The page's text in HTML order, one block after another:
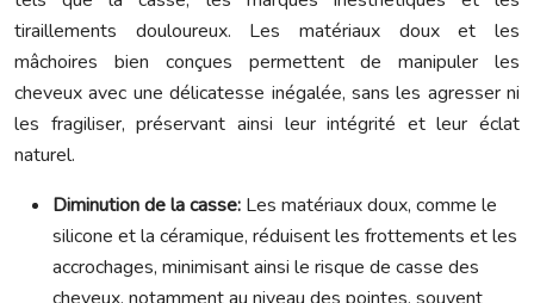
tiraillements douloureux. Les matériaux doux et les
mâchoires bien conçues permettent de manipuler les
cheveux avec une délicatesse inégalée, sans les agresser ni
les fragiliser, préservant ainsi leur intégrité et leur éclat
naturel.
Diminution de la casse: Les matériaux doux, comme le
silicone et la céramique, réduisent les frottements et les
accrochages, minimisant ainsi le risque de casse des